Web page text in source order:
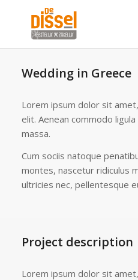
Wedding in Greece
Lorem ipsum dolor sit
elit. Aenean commodo
massa.
Cum sociis natoque
montes, nascetur ridiculus
ultricies nec, pellentesque
Project description
Lorem ipsum dolor sit